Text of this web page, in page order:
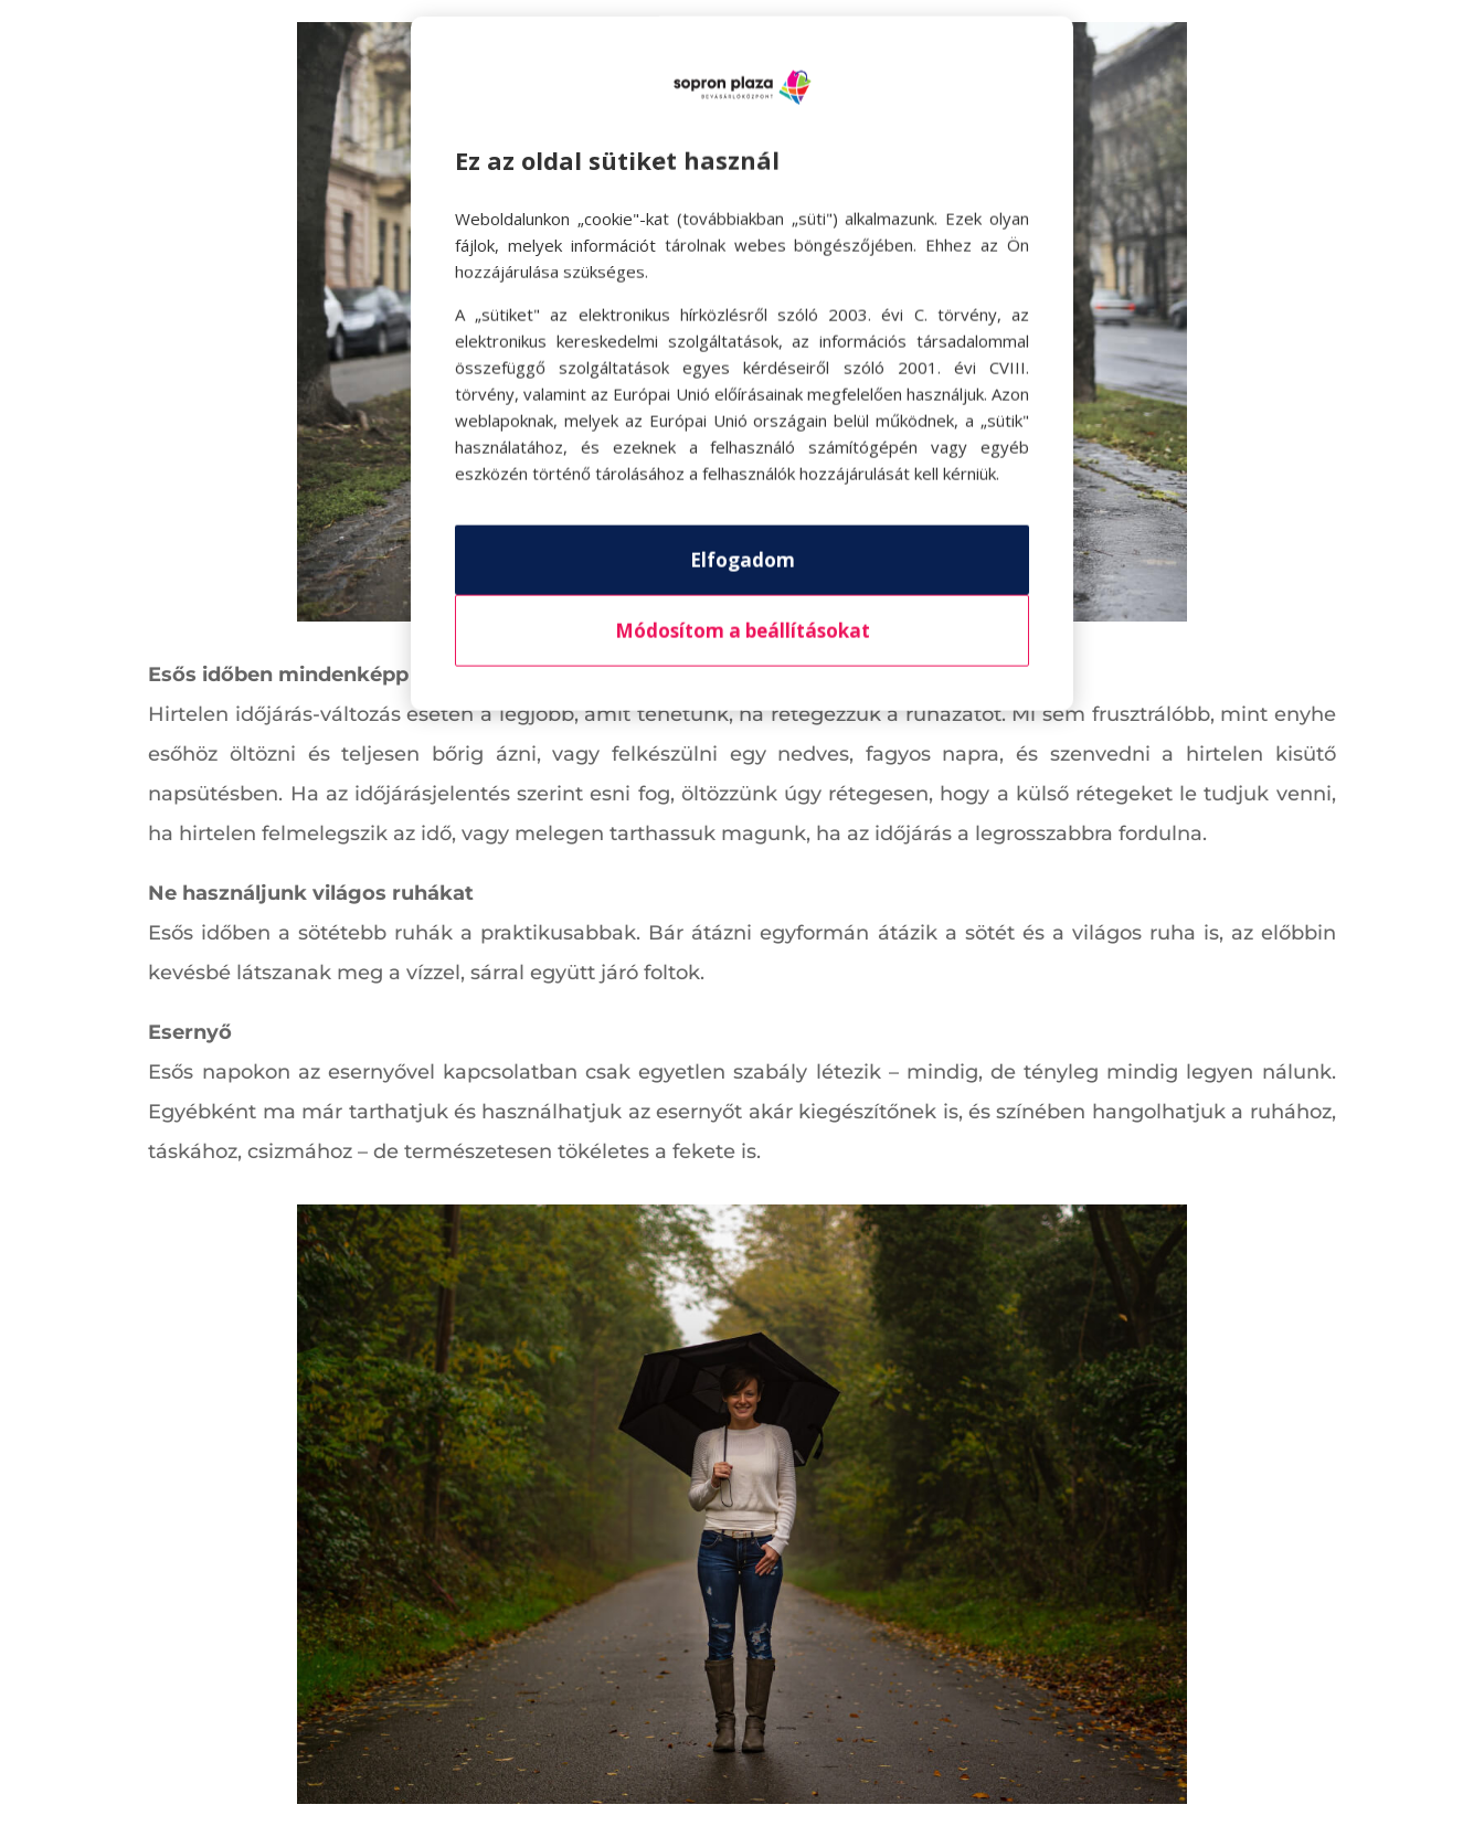
Esős időben mindenképp rétegezzük a ruházatot
Hirtelen időjárás-változás esetén a legjobb, amit tehetünk, ha rétegezzük a ruházatot. Mi sem frusztrálóbb, mint enyhe
esőhöz öltözni és teljesen bőrig ázni, vagy felkészülni egy nedves, fagyos napra, és szenvedni a hirtelen kisütő
napsütésben. Ha az időjárásjelentés szerint esni fog, öltözzünk úgy rétegesen, hogy a külső rétegeket le tudjuk venni,
ha hirtelen felmelegszik az idő, vagy melegen tarthassuk magunk, ha az időjárás a legrosszabbra fordulna.
Ne használjunk világos ruhákat
Esős időben a sötétebb ruhák a praktikusabbak. Bár átázni egyformán átázik a sötét és a világos ruha is, az előbbin
kevésbé látszanak meg a vízzel, sárral együtt járó foltok.
Esernyő
Esős napokon az esernyővel kapcsolatban csak egyetlen szabály létezik – mindig, de tényleg mindig legyen nálunk.
Egyébként ma már tarthatjuk és használhatjuk az esernyőt akár kiegészítőnek is, és színében hangolhatjuk a ruhához,
táskához, csizmához – de természetesen tökéletes a fekete is.
Ez az oldal sütiket használ
Weboldalunkon „cookie"-kat (továbbiakban „süti") alkalmazunk. Ezek olyan
fájlok, melyek információt tárolnak webes böngészőjében. Ehhez az Ön
hozzájárulása szükséges.
A „sütiket" az elektronikus hírközlésről szóló 2003. évi C. törvény, az
elektronikus kereskedelmi szolgáltatások, az információs társadalommal
összefüggő szolgáltatások egyes kérdéseiről szóló 2001. évi CVIII.
törvény, valamint az Európai Unió előírásainak megfelelően használjuk. Azon
weblapoknak, melyek az Európai Unió országain belül működnek, a „sütik"
használatához, és ezeknek a felhasználó számítógépén vagy egyéb
eszközén történő tárolásához a felhasználók hozzájárulását kell kérniük.
Elfogadom
Módosítom a beállításokat